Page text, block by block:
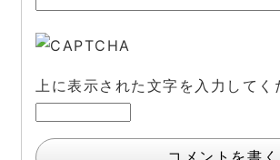
上に表示された文字を入力してく